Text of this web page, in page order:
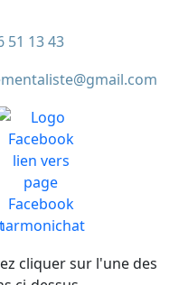
51 13 43
cliquer sur l'une des